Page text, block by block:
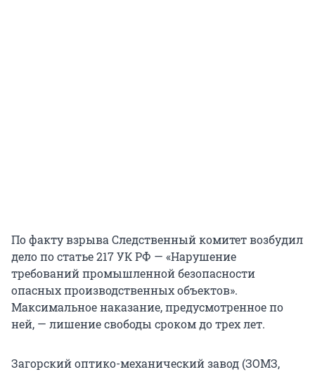
По факту взрыва Следственный комитет возбудил
дело по статье 217 УК РФ — «Нарушение
требований промышленной безопасности
опасных производственных объектов».
Максимальное наказание, предусмотренное по
ней, — лишение свободы сроком до трех лет.
Загорский оптико-механический завод (ЗОМЗ,